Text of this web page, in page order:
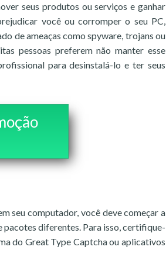
seus produtos ou serviços e ganhar
você ou corromper o seu PC,
de ameaças como spyware, trojans ou
pessoas preferem não manter esse
para desinstalá-lo e ter seus
seu computador, você deve começar a
pacotes diferentes. Para isso, certifique-
do Great Type Captcha ou aplicativos